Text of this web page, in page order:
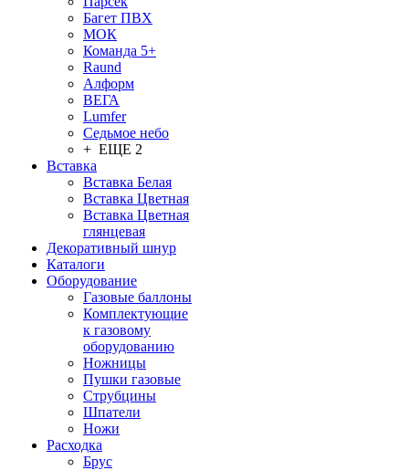
Багет ПВХ
МОК
Команда 5+
Raund
Алформ
ВЕГА
Lumfer
Седьмое небо
+ ЕЩЕ 2
Вставка
Вставка Белая
Вставка Цветная
Вставка Цветная
глянцевая
Декоративный шнур
Каталоги
Оборудование
Газовые баллоны
Комплектующие
к газовому
оборудованию
Ножницы
Пушки газовые
Струбцины
Шпатели
Ножи
Расходка
Брус